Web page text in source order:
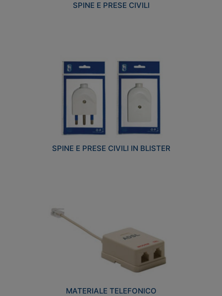
SPINE E PRESE CIVILI
SPINE E PRESE CIVILI IN BLISTER
MATERIALE TELEFONICO